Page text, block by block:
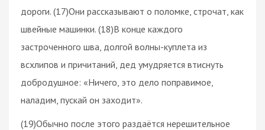
дороги. (17)Они рассказывают о поломке, строчат, как
швейные машинки. (18)В конце каждого
застроченного шва, долгой волны-куплета из
всхлипов и причитаний, дед умудряется втиснуть
добродушное: «Ничего, это дело поправимое,
наладим, пускай он заходит».
(19)Обычно после этого раздаётся нерешительное